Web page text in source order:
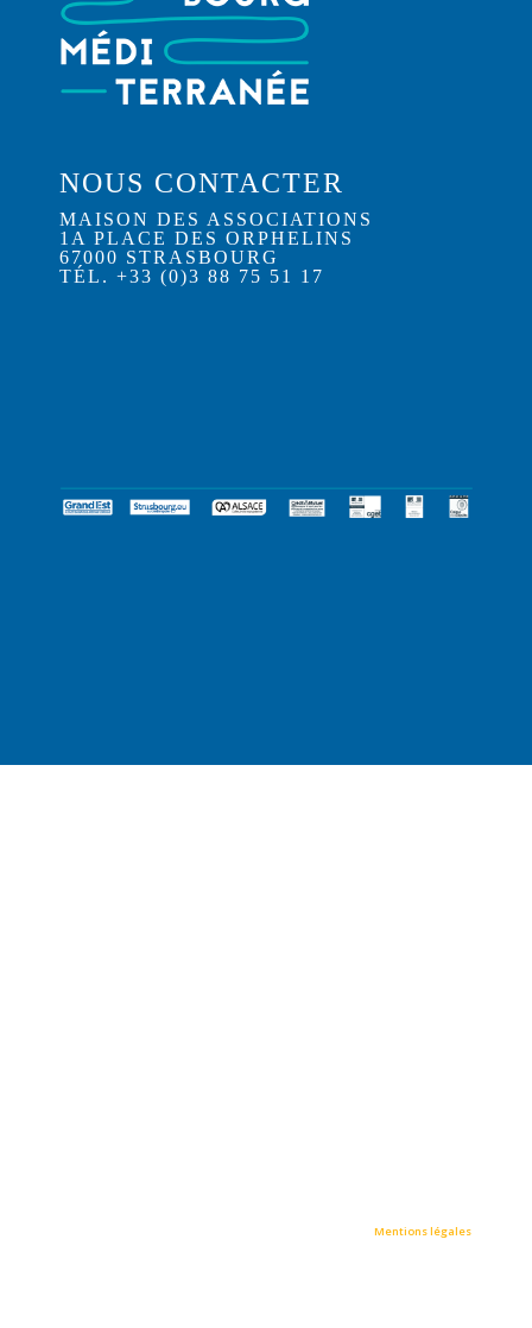
NOUS CONTACTER
MAISON DES ASSOCIATIONS
1A PLACE DES ORPHELINS
67000 STRASBOURG
TÉL. +33 (0)3 88 75 51 17
Mentions légales